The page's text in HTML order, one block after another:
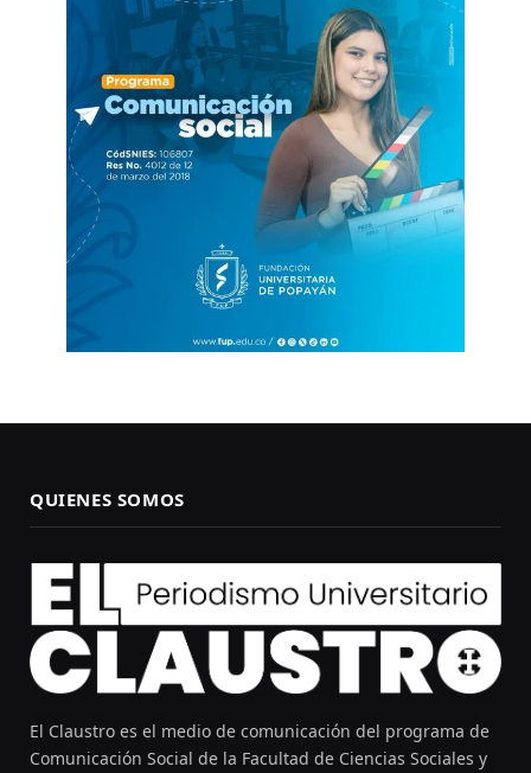
QUIENES SOMOS
El Claustro es el medio de comunicación del programa de
Comunicación Social de la Facultad de Ciencias Sociales y